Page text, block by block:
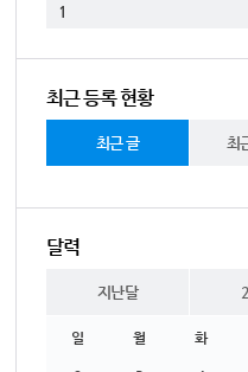
1
최근 등록 현황
최근 글 최
달력
지난달
일 월 화